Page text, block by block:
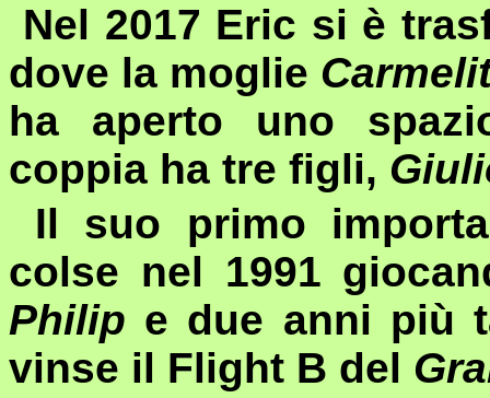
Nel 2017 Eric si è
dove la moglie
ha aperto uno
coppia ha tre figli,
Il suo primo
colse nel 1991
Philip e due anni più
vinse il Flight B del